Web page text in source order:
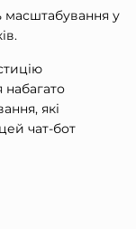
масштабування у
які
чат-бот